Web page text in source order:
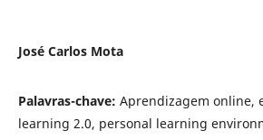
José Carlos Mota
Palavras-chave: Aprendizagem online,
learning 2.0, personal learning